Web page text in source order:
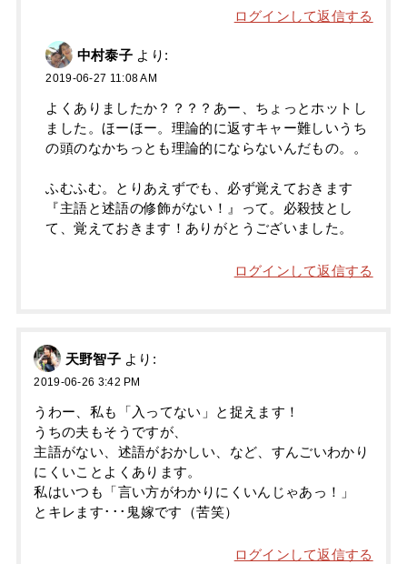
ログインして返信する
中村泰子 より:
2019-06-27 11:08 AM
よくありましたか？？？？あー、ちょっとホットし
ました。ほーほー。理論的に返すキャー難しいうち
の頭のなかちっとも理論的にならないんだもの。。
ふむふむ。とりあえずでも、必ず覚えておきます
『主語と述語の修飾がない！』って。必殺技とし
て、覚えておきます！ありがとうございました。
ログインして返信する
天野智子 より:
2019-06-26 3:42 PM
うわー、私も「入ってない」と捉えます！
うちの夫もそうですが、
主語がない、述語がおかしい、など、すんごいわかり
にくいことよくあります。
私はいつも「言い方がわかりにくいんじゃあっ！」
とキレます･･･鬼嫁です（苦笑）
ログインして返信する